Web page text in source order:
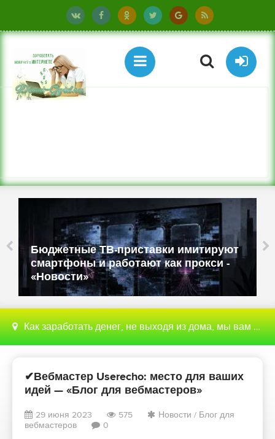
Бюджетные ТВ-приставки имитируют
смартфоны и работают как прокси -
«Новости»
Как заработать денег, не выходя из дома, мы вам поможем с этим разобраться
✔Вебмастер Userecho: место для ваших
идей — «Блог для вебмастеров»
29 июня 2023 575 Новости / Блог для
вебмастеров
0